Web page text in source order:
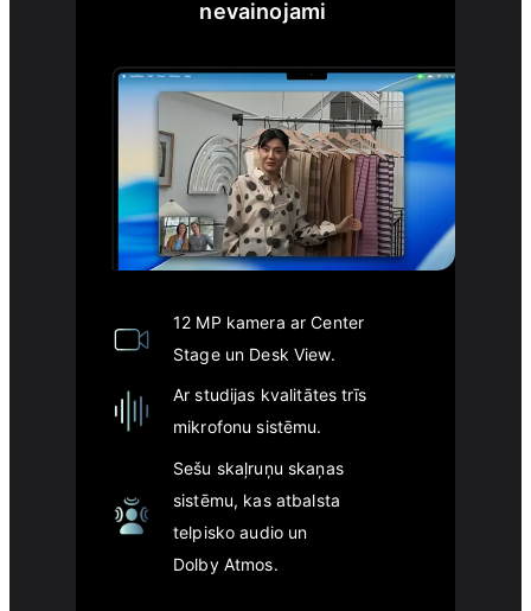
nevainojami
12 MP kamera ar Center
Stage un Desk View.
Ar studijas kvalitātes trīs
mikrofonu sistēmu.
Sešu skaļruņu skaņas
sistēmu, kas atbalsta
telpisko audio un
Dolby Atmos.